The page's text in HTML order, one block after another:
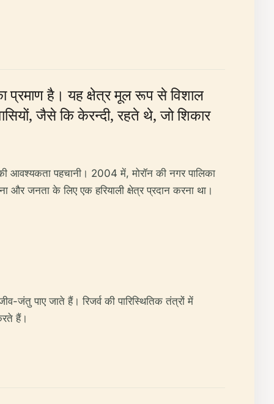
प्रमाण है। यह क्षेत्र मूल रूप से विशाल
जैसे कि केरन्दी, रहते थे, जो शिकार
की आवश्यकता पहचानी। 2004 में, मोरॉन की नगर पालिका
और जनता के लिए एक हरियाली क्षेत्र प्रदान करना था।
जंतु पाए जाते हैं। रिजर्व की पारिस्थितिक तंत्रों में
हैं।